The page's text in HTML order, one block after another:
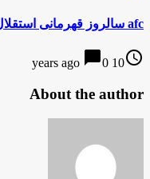
afc سالروز قهرمانی استقلال در آسیا را تبریک گفت
access_time
10 years ago
chat_bubble0
About the author